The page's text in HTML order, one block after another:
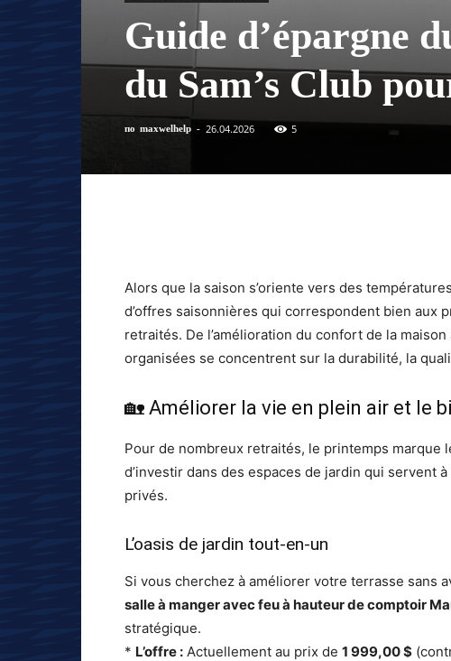
Guide d’épargne
du Sam’s Club
по maxwelhelp - 26.04.2026 5
Alors que la saison s’oriente vers des
d’offres saisonnières qui correspondent bien aux
retraités. De l’amélioration du confort de la
organisées se concentrent sur la durabilité, la
🏡 Améliorer la vie en plein air et le
Pour de nombreux retraités, le printemps marque
d’investir dans des espaces de jardin qui servent
privés.
L’oasis de jardin tout-en-un
Si vous cherchez à améliorer votre terrasse sans
salle à manger avec feu à hauteur de comptoir
stratégique.
* L’offre : Actuellement au prix de 1 999,00 $